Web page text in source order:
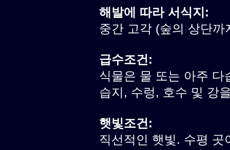
해발에 따라 서식지:
중간 고각 (숲의 상단까
급수조건:
식물은 물 또는 아주 다
습지, 수렁, 호수 및 강
햇빛조건:
직선적인 햇빛. 수평